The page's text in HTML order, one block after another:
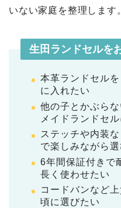
いない家庭を整理します
生田ランドセルを
本革ランドセル
に入れたい
他の子とかぶら
メイドランドセ
ステッチや内装
で楽しみながら
6年間保証付きで
長く使わせたい
コードバンなど
頃に選びたい